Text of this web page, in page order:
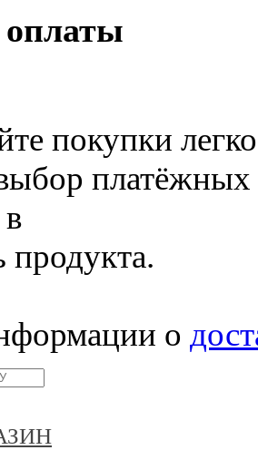
покупки
продукта.
о